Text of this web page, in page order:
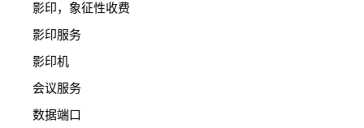
影印，象征性收费
影印服务
影印机
会议服务
数据端口